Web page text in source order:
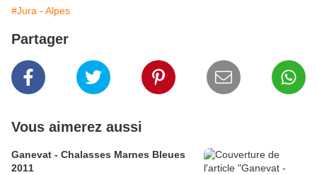
#Jura - Alpes
Partager
Vous aimerez aussi
Ganevat - Chalasses Marnes Bleues
2011